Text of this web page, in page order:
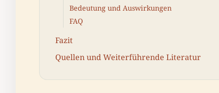
Bedeutung und Auswirkungen
FAQ
Fazit
Quellen und Weiterführende Literatur